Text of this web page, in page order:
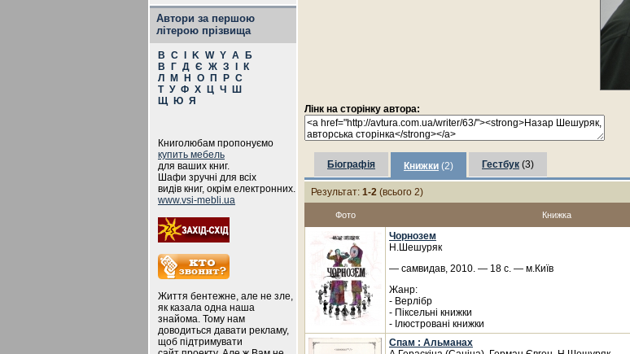
Автори за першою
літерою прізвища
B C K W Y А
Б
В
Г Д Є Ж З
К
Л
М Н О П Р С
Т У Ф Х Ц Ч
Ш
Щ
Ю Я
Книголюбам пропонуємо
купить мебель
для ваших книг.
Шафи зручні для всіх
видів книг, окрім електронних.
www.vsi-mebli.ua
Життя бентежне, але не зле,
як казала одна наша
знайома. Тому нам
доводиться давати рекламу,
щоб підтримувати
Лінк на сторінку автора:
Біографія Книжки (2) Гестбук (3)
Результат: 1-2 (всього 2)
Фото Книжка
Чорнозем
Н.Шешуряк
— самвидав, 2010. — 18 с. — м.Київ
Жанр:
- Верлібр
- Піксельні книжки
- Ілюстровані книжки
Спам : Альманах